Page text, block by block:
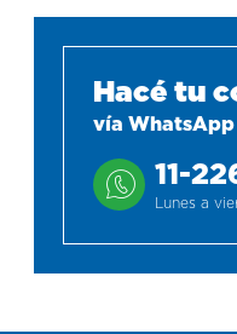
Hacé tu
vía WhatsApp
11-
Lunes a